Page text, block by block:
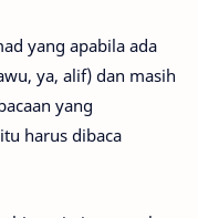
yang apabila ada
ya, alif) dan masih
yang
harus dibaca